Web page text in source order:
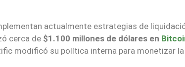
actualmente estrategias de
cerca de $1.100 millones de dólares en
modificó su política interna para monetizar